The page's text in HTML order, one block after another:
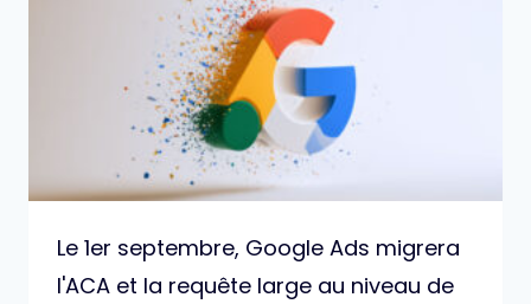
Le 1er septembre, Google Ads migrera
l'ACA et la requête large au niveau de